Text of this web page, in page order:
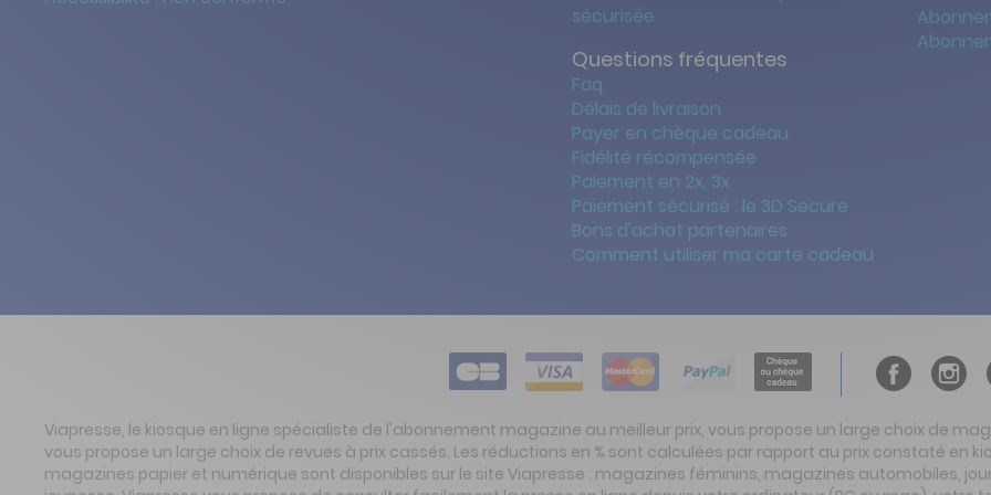
sécurisée
Questions fréquentes
Faq
Délais de livraison
Payer en chèque cadeau
Fidélité récompensée
Paiement en 2x, 3x
Paiement sécurisé : le 3D Secure
Bons d'achat partenaires
Comment utiliser ma carte cadeau
Viapresse, le kiosque en ligne spécialiste de l'abonnement magazine au meilleur prix, vous propose un large choix de
vous propose un large choix de revues à prix cassés. Les réductions en % sont calculées par rapport au prix constaté en
magazines papier et numérique sont disponibles sur le site Viapresse : magazines féminins, magazines automobiles,